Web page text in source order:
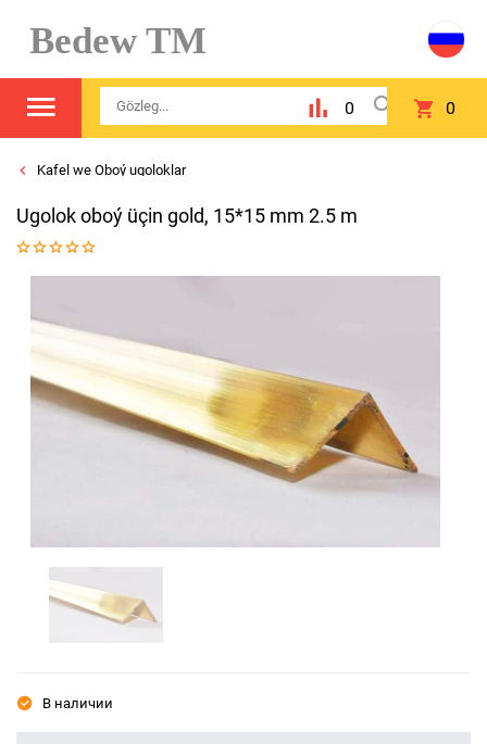
Bedew TM
0 0
Kafel we Oboý ugoloklar
Ugolok oboý üçin gold, 15*15 mm 2.5 m
В наличии